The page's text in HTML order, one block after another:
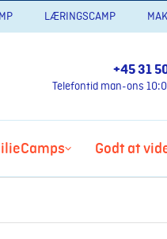
LÆRINGSCAMP
+45 31
Telefontid man-ons
Godt at